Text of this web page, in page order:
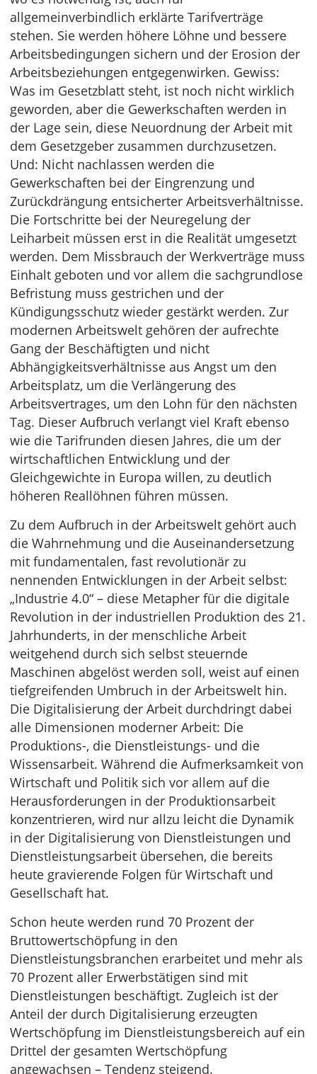
allgemeinverbindlich erklärte Tarifverträge
stehen. Sie werden höhere Löhne und bessere
Arbeitsbedingungen sichern und der Erosion der
Arbeitsbeziehungen entgegenwirken. Gewiss:
Was im Gesetzblatt steht, ist noch nicht wirklich
geworden, aber die Gewerkschaften werden in
der Lage sein, diese Neuordnung der Arbeit mit
dem Gesetzgeber zusammen durchzusetzen.
Und: Nicht nachlassen werden die
Gewerkschaften bei der Eingrenzung und
Zurückdrängung entsicherter Arbeitsverhältnisse.
Die Fortschritte bei der Neuregelung der
Leiharbeit müssen erst in die Realität umgesetzt
werden. Dem Missbrauch der Werkverträge muss
Einhalt geboten und vor allem die sachgrundlose
Befristung muss gestrichen und der
Kündigungsschutz wieder gestärkt werden. Zur
modernen Arbeitswelt gehören der aufrechte
Gang der Beschäftigten und nicht
Abhängigkeitsverhältnisse aus Angst um den
Arbeitsplatz, um die Verlängerung des
Arbeitsvertrages, um den Lohn für den nächsten
Tag. Dieser Aufbruch verlangt viel Kraft ebenso
wie die Tarifrunden diesen Jahres, die um der
wirtschaftlichen Entwicklung und der
Gleichgewichte in Europa willen, zu deutlich
höheren Reallöhnen führen müssen.
Zu dem Aufbruch in der Arbeitswelt gehört auch
die Wahrnehmung und die Auseinandersetzung
mit fundamentalen, fast revolutionär zu
nennenden Entwicklungen in der Arbeit selbst:
„Industrie 4.0“ – diese Metapher für die digitale
Revolution in der industriellen Produktion des 21.
Jahrhunderts, in der menschliche Arbeit
weitgehend durch sich selbst steuernde
Maschinen abgelöst werden soll, weist auf einen
tiefgreifenden Umbruch in der Arbeitswelt hin.
Die Digitalisierung der Arbeit durchdringt dabei
alle Dimensionen moderner Arbeit: Die
Produktions-, die Dienstleistungs- und die
Wissensarbeit. Während die Aufmerksamkeit von
Wirtschaft und Politik sich vor allem auf die
Herausforderungen in der Produktionsarbeit
konzentrieren, wird nur allzu leicht die Dynamik
in der Digitalisierung von Dienstleistungen und
Dienstleistungsarbeit übersehen, die bereits
heute gravierende Folgen für Wirtschaft und
Gesellschaft hat.
Schon heute werden rund 70 Prozent der
Bruttowertschöpfung in den
Dienstleistungsbranchen erarbeitet und mehr als
70 Prozent aller Erwerbstätigen sind mit
Dienstleistungen beschäftigt. Zugleich ist der
Anteil der durch Digitalisierung erzeugten
Wertschöpfung im Dienstleistungsbereich auf ein
Drittel der gesamten Wertschöpfung
angewachsen – Tendenz steigend.